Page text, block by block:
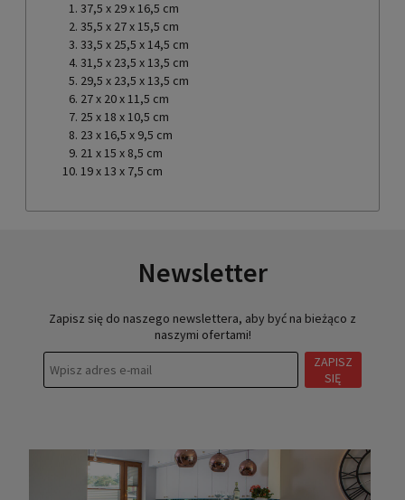
37,5 x 29 x 16,5 cm
35,5 x 27 x 15,5 cm
33,5 x 25,5 x 14,5 cm
31,5 x 23,5 x 13,5 cm
29,5 x 23,5 x 13,5 cm
27 x 20 x 11,5 cm
25 x 18 x 10,5 cm
23 x 16,5 x 9,5 cm
21 x 15 x 8,5 cm
19 x 13 x 7,5 cm
Newsletter
Zapisz się do naszego newslettera, aby być na bieżąco z
naszymi ofertami!
ZAPISZ
SIĘ